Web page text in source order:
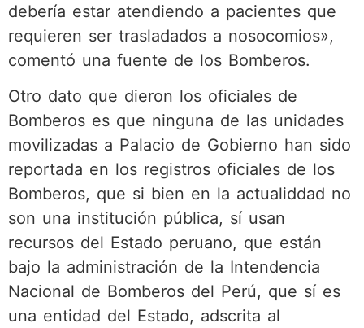
debería estar atendiendo a pacientes que
requieren ser trasladados a nosocomios»,
comentó una fuente de los Bomberos.
Otro dato que dieron los oficiales de
Bomberos es que ninguna de las unidades
movilizadas a Palacio de Gobierno han sido
reportada en los registros oficiales de los
Bomberos, que si bien en la actualiddad no
son una institución pública, sí usan
recursos del Estado peruano, que están
bajo la administración de la Intendencia
Nacional de Bomberos del Perú, que sí es
una entidad del Estado, adscrita al